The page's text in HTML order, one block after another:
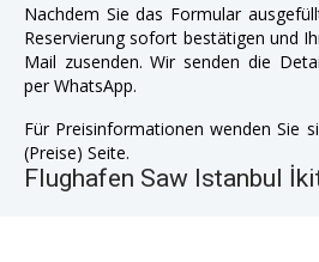
Nachdem Sie das Formular
Reservierung sofort bestätigen und
Mail zusenden. Wir senden die
per WhatsApp.
Für Preisinformationen wenden Sie
(Preise) Seite.
Flughafen Saw Istanbul